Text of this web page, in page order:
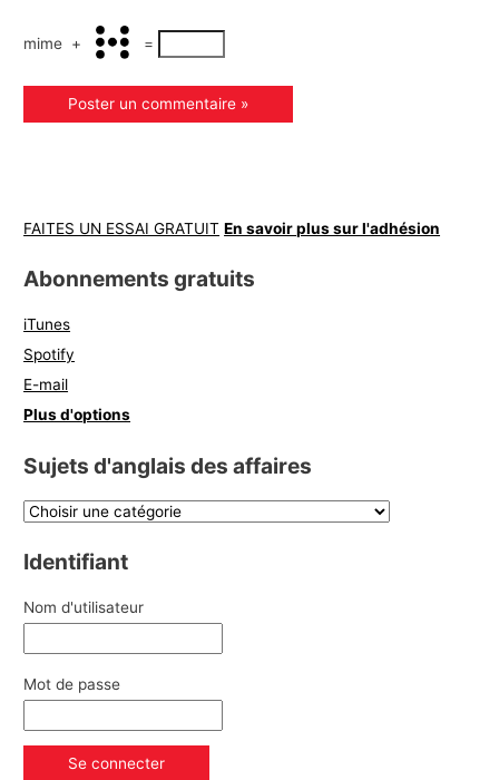
mime + =
FAITES UN ESSAI GRATUIT En savoir plus sur l'adhésion
Abonnements gratuits
iTunes
Spotify
E-mail
Plus d'options
Sujets d'anglais des affaires
Identifiant
Nom d'utilisateur
Mot de passe